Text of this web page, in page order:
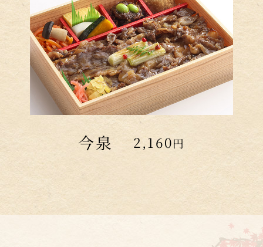
今泉 2,160円